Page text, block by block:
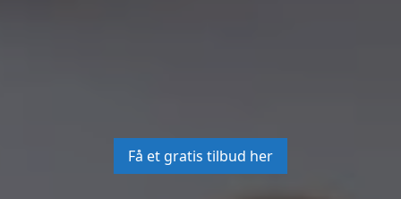
Få et gratis tilbud her